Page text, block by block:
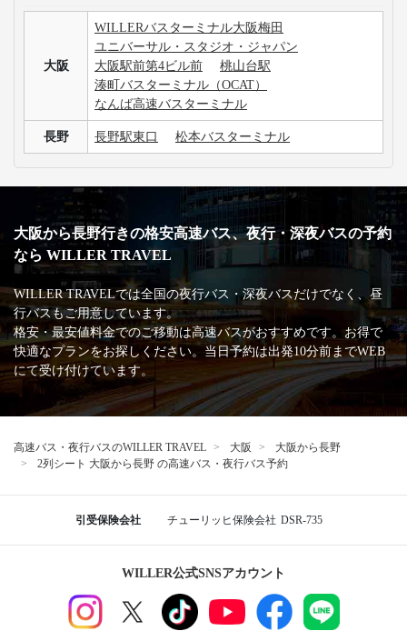
大阪
WILLERバスターミナル大阪梅田
ユニバーサル・スタジオ・ジャパン
大阪駅前第4ビル前
桃山台駅
湊町バスターミナル（OCAT）
なんば高速バスターミナル
長野 長野駅東口 松本バスターミナル
大阪から長野行きの格安高速バス、夜行・深夜バスの予約
なら WILLER TRAVEL
WILLER TRAVELでは全国の夜行バス・深夜バスだけでなく、昼
行バスもご用意しています。
格安・最安値料金でのご移動は高速バスがおすすめです。お得で
快適なプランをお探しください。当日予約は出発10分前までWEB
にて受け付けています。
高速バス・夜行バスのWILLER TRAVEL 大阪
大阪から長野
2列シート 大阪から長野 の高速バス・夜行バス予約
引受保険会社 チューリッヒ保険会社 DSR-735
WILLER公式SNSアカウント